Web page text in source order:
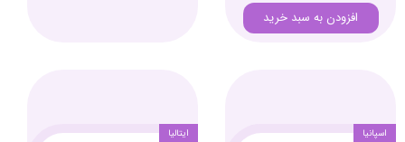
افزودن به سبد خرید
اسپانیا ایتالیا